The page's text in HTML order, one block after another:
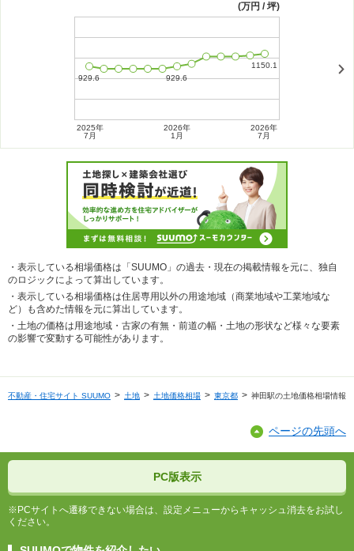
(万円 / 坪)
2025年
7月
2026年
1月
2026年
7月
・表示している相場価格は「SUUMO」の過去・現在の掲載情報を元に、独自
のロジックによって算出しています。
・表示している相場価格は住居専用以外の用途地域（商業地域や工業地域な
ど）も含めた情報を元に算出しています。
・土地の価格は用途地域・古家の有無・前道の幅・土地の形状など様々な要素
の影響で変動する可能性があります。
不動産・住宅サイト SUUMO 土地 土地価格相場 東京都 神田駅の土地価格相場情報
ページの先頭へ
PC版表示
※PCサイトへ遷移できない場合は、設定メニューからキャッシュ消去をお試し
ください。